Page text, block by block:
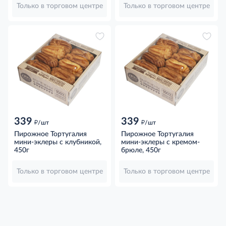
Только в торговом центре Только в торговом центре
339 д/шт
Пирожное Тортугалия
мини-эклеры с клубникой,
450г
Только в торговом центре
339 д/шт
Пирожное Тортугалия
мини-эклеры с кремом-
брюле, 450г
Только в торговом центре